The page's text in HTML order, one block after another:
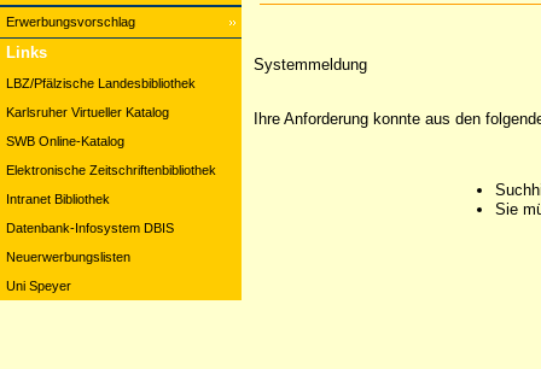
Erwerbungsvorschlag
Links
LBZ/Pfälzische Landesbibliothek
Karlsruher Virtueller Katalog
SWB Online-Katalog
Elektronische Zeitschriftenbibliothek
Intranet Bibliothek
Datenbank-Infosystem DBIS
Neuerwerbungslisten
Uni Speyer
Systemmeldung
Ihre Anforderung konnte aus den
Sie